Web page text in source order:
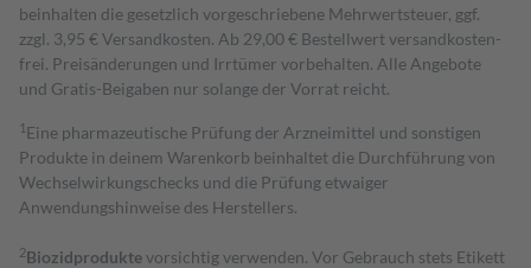
beinhalten die gesetzlich vorgeschriebene Mehrwertsteuer, ggf.
zzgl. 3,95 € Versandkosten. Ab 29,00 € Bestell­wert versand­kosten­
frei. Preisänderungen und Irrtümer vorbehalten. Alle Angebote
und Gratis-Beigaben nur solange der Vorrat reicht.
1 Eine pharmazeutische Prüfung der Arzneimittel und sonstigen
Produkte in deinem Warenkorb beinhaltet die Durchführung von
Wechselwirkungschecks und die Prüfung etwaiger
Anwendungshinweise des Herstellers.
2Biozidproduktevorsichtig verwenden. Vor Gebrauch stets Etikett